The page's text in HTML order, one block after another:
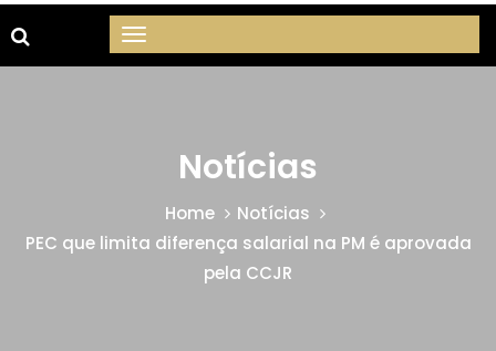
Notícias
Home
Notícias
PEC que limita diferença salarial na PM é aprovada
pela CCJR